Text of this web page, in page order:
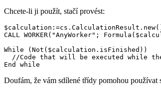
Chcete-li ji použít, stačí provést:
CALL WORKER("AnyWorker";
While (Not($calculation.isFinished))
//Code that will be executed while
End while
Doufám, že vám sdílené třídy pomohou